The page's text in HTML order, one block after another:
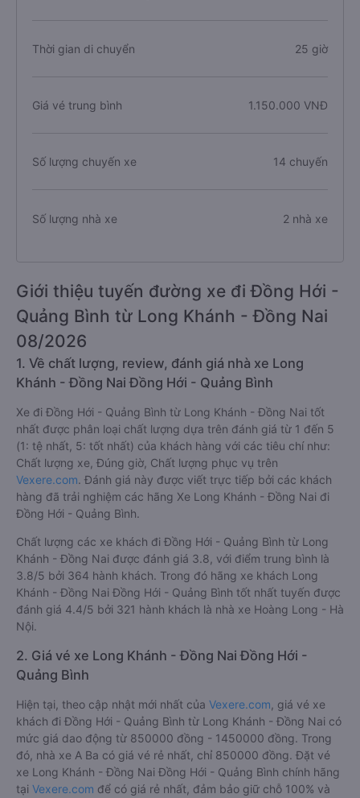
Thời gian di chuyển 25 giờ
Giá vé trung bình 1.150.000 VNĐ
Số lượng chuyến xe 14 chuyến
Số lượng nhà xe 2 nhà xe
Giới thiệu tuyến đường xe đi Đồng Hới -
Quảng Bình từ Long Khánh - Đồng Nai
08/2026
1. Về chất lượng, review, đánh giá nhà xe Long
Khánh - Đồng Nai Đồng Hới - Quảng Bình
Xe đi Đồng Hới - Quảng Bình từ Long Khánh - Đồng Nai tốt
nhất được phân loại chất lượng dựa trên đánh giá từ 1 đến 5
(1: tệ nhất, 5: tốt nhất) của khách hàng với các tiêu chí như:
Chất lượng xe, Đúng giờ, Chất lượng phục vụ trên
Vexere.com. Đánh giá này được viết trực tiếp bởi các khách
hàng đã trải nghiệm các hãng Xe Long Khánh - Đồng Nai đi
Đồng Hới - Quảng Bình.
Chất lượng các xe khách đi Đồng Hới - Quảng Bình từ Long
Khánh - Đồng Nai được đánh giá 3.8, với điểm trung bình là
3.8/5 bởi 364 hành khách. Trong đó hãng xe khách Long
Khánh - Đồng Nai Đồng Hới - Quảng Bình tốt nhất tuyến được
đánh giá 4.4/5 bởi 321 hành khách là nhà xe Hoàng Long - Hà
Nội.
2. Giá vé xe Long Khánh - Đồng Nai Đồng Hới -
Quảng Bình
Hiện tại, theo cập nhật mới nhất của Vexere.com , giá vé xe
khách đi Đồng Hới - Quảng Bình từ Long Khánh - Đồng Nai có
mức giá dao động từ 850000 đồng - 1450000 đồng. Trong
đó, nhà xe A Ba có giá vé rẻ nhất, chỉ 850000 đồng. Đặt vé
xe Long Khánh - Đồng Nai Đồng Hới - Quảng Bình chính hãng
tại Vexere.com để có giá rẻ nhất, đảm bảo giữ chỗ 100% và